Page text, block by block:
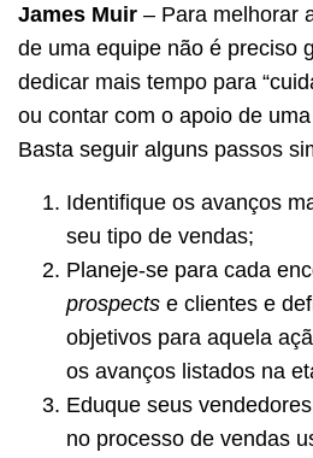
James Muir – Para melhorar
de uma equipe não é preciso
dedicar mais tempo para
ou contar com o apoio de
Basta seguir alguns passos
Identifique os avanços
seu tipo de vendas;
Planeje-se para cada
prospects e clientes e
objetivos para aquela
os avanços listados na
Eduque seus
no processo de vendas